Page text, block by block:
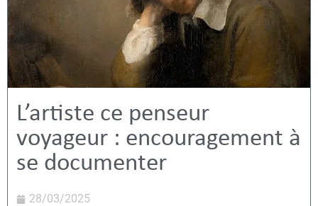
L’artiste ce penseur
voyageur : encouragement à
se documenter
28/03/2025